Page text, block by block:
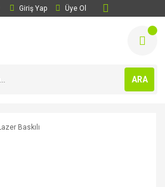
Giriş Yap Üye Ol
ARA